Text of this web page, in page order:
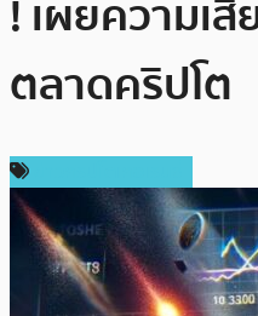
! เผยความเ
ตลาดคริปโต